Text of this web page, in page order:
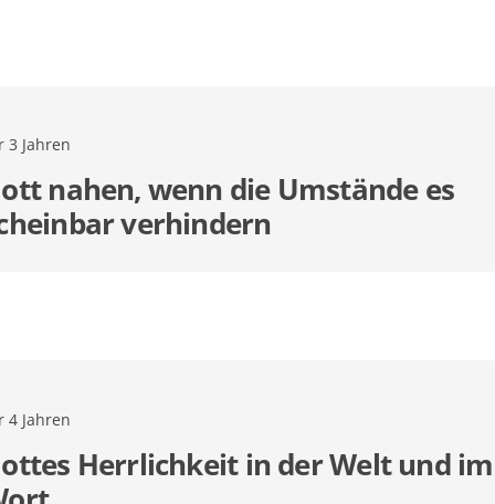
3 Jahren
nahen, wenn die Umstände es
verhindern
4 Jahren
Herrlichkeit in der Welt und im